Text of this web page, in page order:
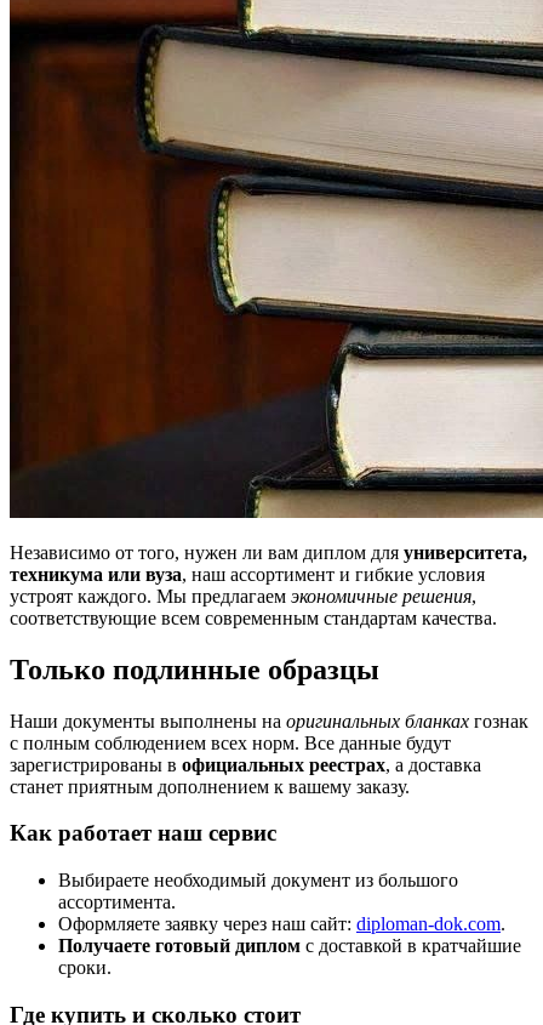
Независимо от того, нужен ли вам диплом для университета,
техникума или вуза, наш ассортимент и гибкие условия
устроят каждого. Мы предлагаем экономичные решения,
соответствующие всем современным стандартам качества.
Только подлинные образцы
Наши документы выполнены на оригинальных бланках гознак
с полным соблюдением всех норм. Все данные будут
зарегистрированы в официальных реестрах, а доставка
станет приятным дополнением к вашему заказу.
Как работает наш сервис
Выбираете необходимый документ из большого
ассортимента.
Оформляете заявку через наш сайт: diploman-dok.com.
Получаете готовый диплом с доставкой в кратчайшие
сроки.
Где купить и сколько стоит